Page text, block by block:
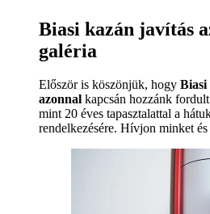
Biasi kazán javítás
galéria
Először is köszönjük, hogy Biasi
azonnal kapcsán hozzánk
mint 20 éves tapasztalattal a
rendelkezésére. Hívjon minket